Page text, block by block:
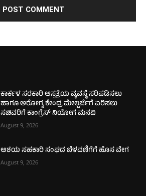
ಕಾರ್ಕಳ ಸರಕಾರಿ ಆಸ್ಪತ್ರೆಯ ವ್ಯವಸ್ಥೆ ಸರಿಪಡಿಸಲು
ಹಾಗೂ ಅರೋಗ್ಯ ಕೇಂದ್ರ ಮೇಲ್ದರ್ಜೆಗೆ ಏರಿಸಲು
ಸಚಿವರಿಗೆ ಕಾಂಗ್ರೆಸ್ ನಿಯೋಗ ಮನವಿ
August 9, 2026
ಆಶಯ ಸಹಕಾರಿ ಸಂಘದ ಬೆಳವಣಿಗೆಗೆ ಹೊಸ ವೇಗ
August 9, 2026